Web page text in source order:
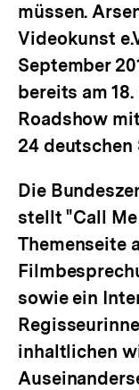
müssen.
Videokunst
September
bereits am
Roadshow
24 deutschen
Die
stellt "Call
Themenseite
sowie ein
inhaltlichen